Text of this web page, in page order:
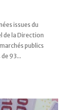
93...